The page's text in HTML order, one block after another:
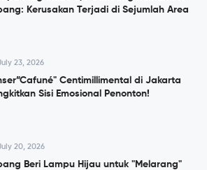
Kerusakan Terjadi di Sejumlah Area
23, 2026
Centimillimental di Jakarta
Sisi Emosional Penonton!
20, 2026
Beri Lampu Hijau untuk "Melarang"